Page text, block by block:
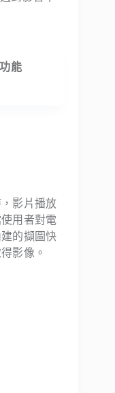
能
影片播放
用者對電
的擷圖快
影像。